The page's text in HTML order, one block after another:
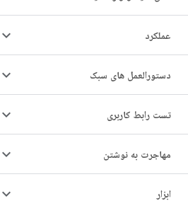
عملکرد
دستورالعمل های سبک
تست رابط کاربری
مهاجرت به نوشتن
ابزار